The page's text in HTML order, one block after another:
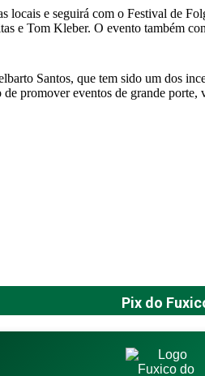
locais e seguirá com o Festival de
e Tom Kleber. O evento também
Santos, que tem sido um dos
promover eventos de grande
Pix do